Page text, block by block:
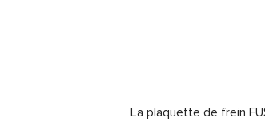
La plaquette de frein